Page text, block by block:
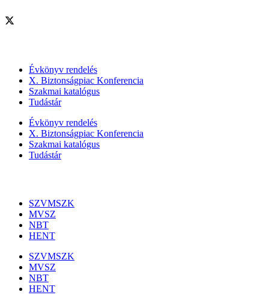
Évkönyv rendelés
X. Biztonságpiac Konferencia
Szakmai katalógus
Tudástár
Évkönyv rendelés
X. Biztonságpiac Konferencia
Szakmai katalógus
Tudástár
SZVMSZK
MVSZ
NBT
HENT
SZVMSZK
MVSZ
NBT
HENT